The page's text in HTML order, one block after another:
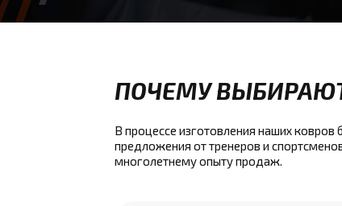
ПОЧЕМУ
В процессе изготовления наших ковров
предложения от тренеров и
многолетнему опыту продаж.